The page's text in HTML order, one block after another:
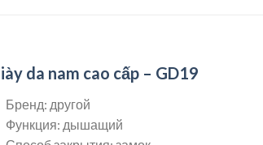
da nam cao cấp – GD19
Бренд: другой
Функция: дышащий